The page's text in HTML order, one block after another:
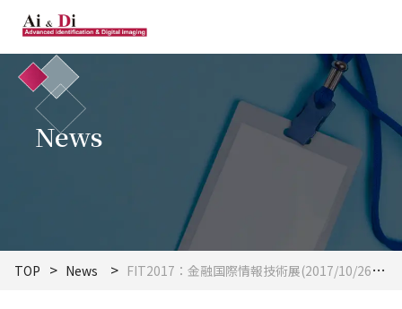
News
TOP News FIT2017：金融国際情報技術展(2017/10/26～27)に出展いたしました